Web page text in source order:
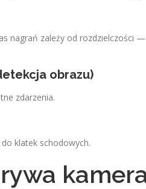
nagrań zależy od rozdzielczości
obrazu)
zdarzenia.
klatek schodowych.